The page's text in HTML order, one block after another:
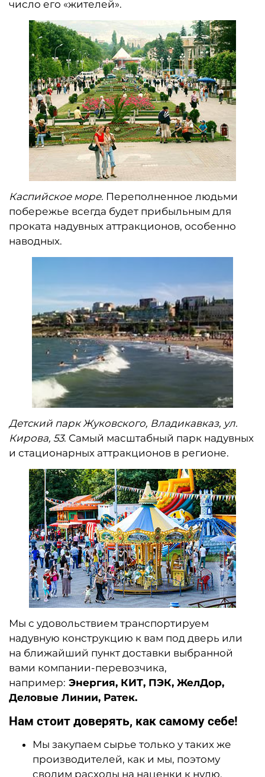
число его «жителей».
Каспийское море. Переполненное людьми
побережье всегда будет прибыльным для
проката надувных аттракционов, особенно
наводных.
Детский парк Жуковского, Владикавказ, ул.
Кирова, 53. Самый масштабный парк надувных
и стационарных аттракционов в регионе.
Мы с удовольствием транспортируем
надувную конструкцию к вам под дверь или
на ближайший пункт доставки выбранной
вами компании-перевозчика,
например: Энергия, КИТ, ПЭК, ЖелДор,
Деловые Линии, Ратек.
Нам стоит доверять, как самому себе!
Мы закупаем сырье только у таких же
производителей, как и мы, поэтому
сводим расходы на наценки к нулю.